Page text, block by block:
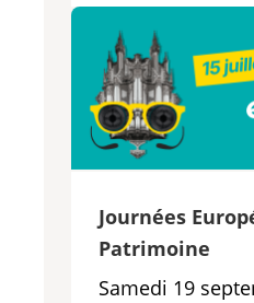
Journées
Patrimoine
Samedi 19